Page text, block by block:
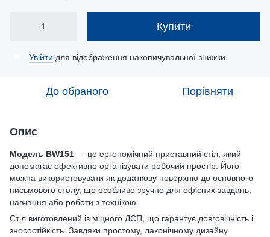
Купити
Увійти для відображення накопичувальної знижки
До обраного Порівняти
Опис
Модель BW151 — це ергономічний приставний стіл, який
допомагає ефективно організувати робочий простір. Його
можна використовувати як додаткову поверхню до основного
письмового столу, що особливо зручно для офісних завдань,
навчання або роботи з технікою.
Стіл виготовлений із міцного ДСП, що гарантує довговічність і
зносостійкість. Завдяки простому, лаконічному дизайну